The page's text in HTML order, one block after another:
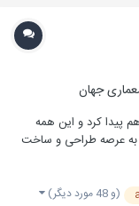
جهان
پیدا كرد و این همه
عرصه طراحی و ساخت
(و 48 مورد دیگر)